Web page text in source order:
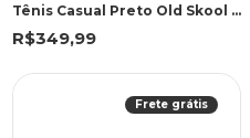
Tênis Casual Preto Old Skool | Vans
R$349,99
Frete grátis